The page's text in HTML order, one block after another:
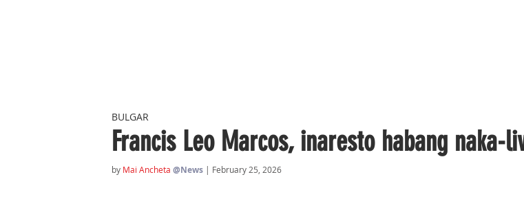
Francis Leo Marcos, inaresto habang naka-
BULGAR
by Mai Ancheta @News | February 25, 2026